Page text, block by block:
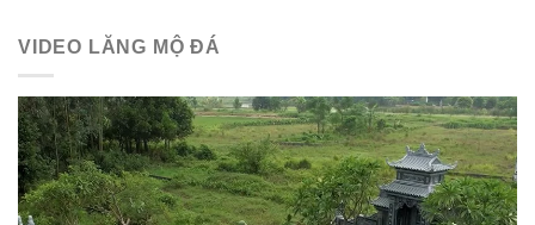
VIDEO LĂNG MỘ ĐÁ